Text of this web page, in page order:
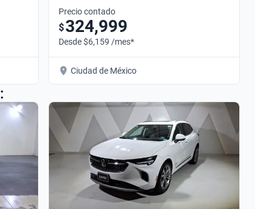
Precio contado
$324,999
Desde $6,159 /mes*
Ciudad de México